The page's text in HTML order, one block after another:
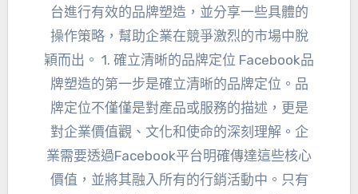
台進行有效的品牌塑造，並分享一些具體的
操作策略，幫助企業在競爭激烈的市場中脫
穎而出。 1. 確立清晰的品牌定位 Facebook品
牌塑造的第一步是確立清晰的品牌定位。品
牌定位不僅僅是對產品或服務的描述，更是
對企業價值觀、文化和使命的深刻理解。企
業需要透過Facebook平台明確傳達這些核心
價值，並將其融入所有的行銷活動中。只有